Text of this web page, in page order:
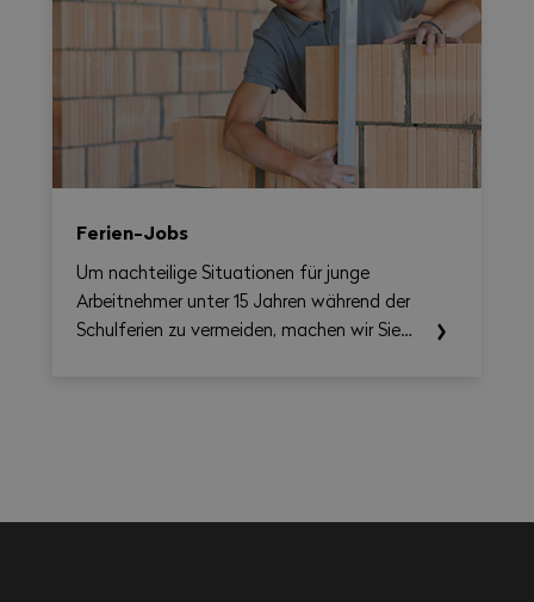
Arbeitszeit, Überstunden, Reisezeit und
allfällige Zuschläge auf Wochenbasis
berechnen und gleichzeitig eine
übersichtliche, als PDF exportierbare
Zusammenfassung erstellen.
Ferien-Jobs
Um nachteilige Situationen für junge
Arbeitnehmer unter 15 Jahren während der
Schulferien zu vermeiden, machen wir Sie